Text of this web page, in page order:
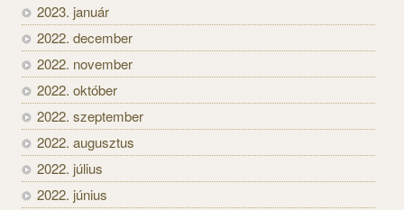
2023. január
2022. december
2022. november
2022. október
2022. szeptember
2022. augusztus
2022. július
2022. június